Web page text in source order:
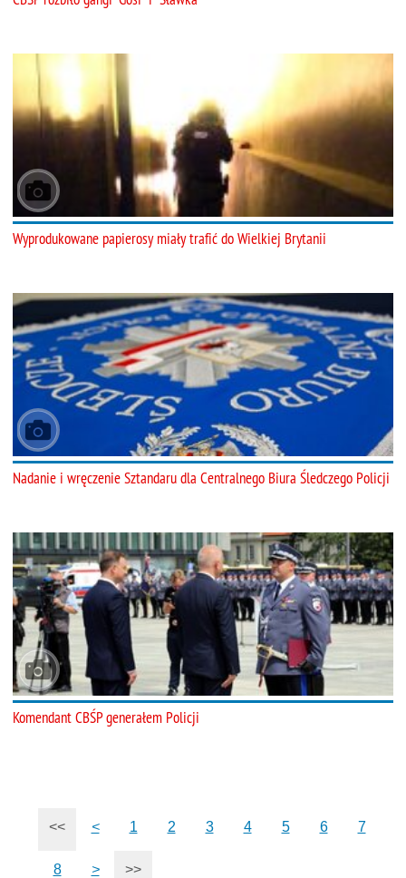
Wyprodukowane papierosy miały trafić do Wielkiej Brytanii
Nadanie i wręczenie Sztandaru dla Centralnego Biura Śledczego Policji
Komendant CBŚP generałem Policji
<< < 1 2 3 4 5 6 7
8 > >>